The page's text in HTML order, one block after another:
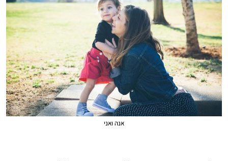
אנה ואני